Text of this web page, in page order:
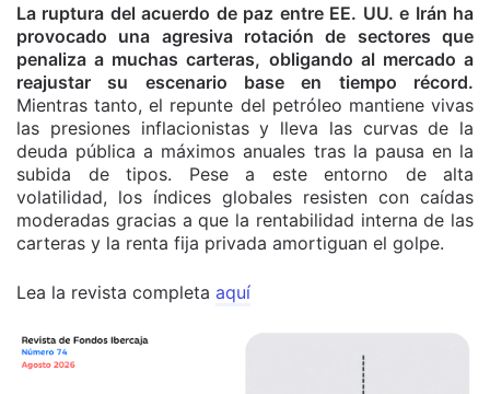
La ruptura del acuerdo de paz entre EE. UU. e Irán ha
provocado una agresiva rotación de sectores que
penaliza a muchas carteras, obligando al mercado a
reajustar su escenario base en tiempo récord.
Mientras tanto, el repunte del petróleo mantiene vivas
las presiones inflacionistas y lleva las curvas de la
deuda pública a máximos anuales tras la pausa en la
subida de tipos. Pese a este entorno de alta
volatilidad, los índices globales resisten con caídas
moderadas gracias a que la rentabilidad interna de las
carteras y la renta fija privada amortiguan el golpe.
Lea la revista completa aquí